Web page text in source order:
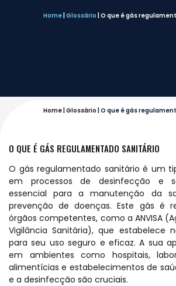
Home Glossário O que é gás
Home Glossário O que é gás
O QUE É GÁS REGULAMENTADO SANITÁRIO
O gás regulamentado sanitário é um
em processos de desinfecção e
essencial para a manutenção da
prevenção de doenças. Este gás é
órgãos competentes, como a ANVISA
Vigilância Sanitária), que estabelece
para seu uso seguro e eficaz. A sua
em ambientes como hospitais,
alimentícias e estabelecimentos de
e a desinfecção são cruciais.